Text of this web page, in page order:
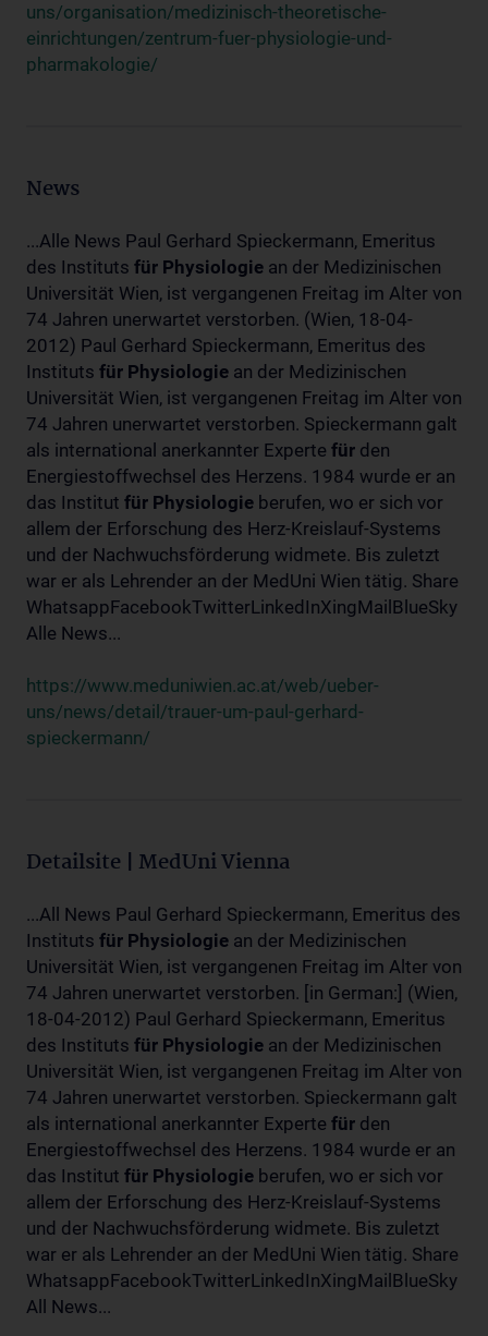
uns/organisation/medizinisch-theoretische-
einrichtungen/zentrum-fuer-physiologie-und-
pharmakologie/
News
...Alle News Paul Gerhard Spieckermann, Emeritus
des Instituts für Physiologie an der Medizinischen
Universität Wien, ist vergangenen Freitag im Alter von
74 Jahren unerwartet verstorben. (Wien, 18-04-
2012) Paul Gerhard Spieckermann, Emeritus des
Instituts für Physiologie an der Medizinischen
Universität Wien, ist vergangenen Freitag im Alter von
74 Jahren unerwartet verstorben. Spieckermann galt
als international anerkannter Experte für den
Energiestoffwechsel des Herzens. 1984 wurde er an
das Institut für Physiologie berufen, wo er sich vor
allem der Erforschung des Herz-Kreislauf-Systems
und der Nachwuchsförderung widmete. Bis zuletzt
war er als Lehrender an der MedUni Wien tätig. Share
WhatsappFacebookTwitterLinkedInXingMailBlueSky
Alle News...
https://www.meduniwien.ac.at/web/ueber-
uns/news/detail/trauer-um-paul-gerhard-
spieckermann/
Detailsite | MedUni Vienna
...All News Paul Gerhard Spieckermann, Emeritus des
Instituts für Physiologie an der Medizinischen
Universität Wien, ist vergangenen Freitag im Alter von
74 Jahren unerwartet verstorben. [in German:] (Wien,
18-04-2012) Paul Gerhard Spieckermann, Emeritus
des Instituts für Physiologie an der Medizinischen
Universität Wien, ist vergangenen Freitag im Alter von
74 Jahren unerwartet verstorben. Spieckermann galt
als international anerkannter Experte für den
Energiestoffwechsel des Herzens. 1984 wurde er an
das Institut für Physiologie berufen, wo er sich vor
allem der Erforschung des Herz-Kreislauf-Systems
und der Nachwuchsförderung widmete. Bis zuletzt
war er als Lehrender an der MedUni Wien tätig. Share
WhatsappFacebookTwitterLinkedInXingMailBlueSky
All News...